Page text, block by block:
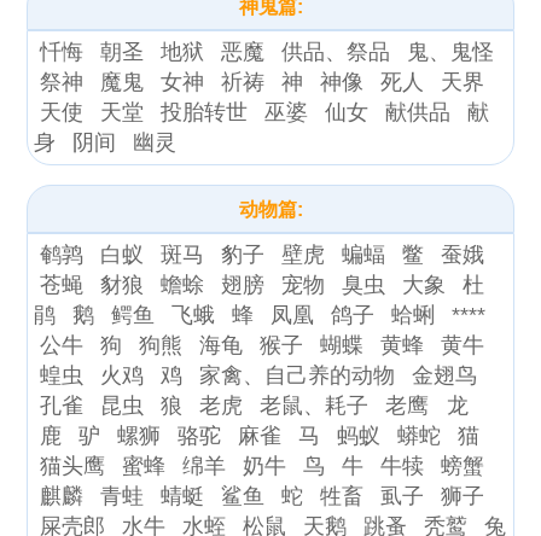
神鬼篇:
忏悔 朝圣 地狱 恶魔 供品、祭品
鬼、鬼怪
祭神
魔鬼 女神 祈祷 神 神像 死人
天界
天使
天堂 投胎转世 巫婆 仙女 献供品
献
身
阴间 幽灵
动物篇:
鹌鹑 白蚁 斑马 豹子 壁虎 蝙蝠 鳖
蚕娥
苍蝇
豺狼 蟾蜍 翅膀 宠物 臭虫 大象
杜
鹃
鹅 鳄鱼 飞蛾 蜂 凤凰 鸽子 蛤蜊
****
公牛
狗 狗熊 海龟 猴子 蝴蝶 黄蜂
黄牛
蝗虫
火鸡 鸡 家禽、自己养的动物
金翅鸟
孔雀
昆虫 狼 老虎 老鼠、耗子 老鹰
龙
鹿
驴 螺狮 骆驼 麻雀 马 蚂蚁 蟒蛇
猫
猫头鹰
蜜蜂 绵羊 奶牛 鸟 牛 牛犊
螃蟹
麒麟
青蛙 蜻蜓 鲨鱼 蛇 牲畜 虱子
狮子
屎壳郎
水牛 水蛭 松鼠 天鹅 跳蚤 秃鹫
兔